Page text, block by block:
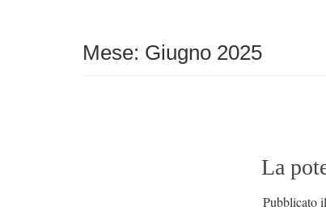
Mese: Giugno 2025
La
Pubblicato il